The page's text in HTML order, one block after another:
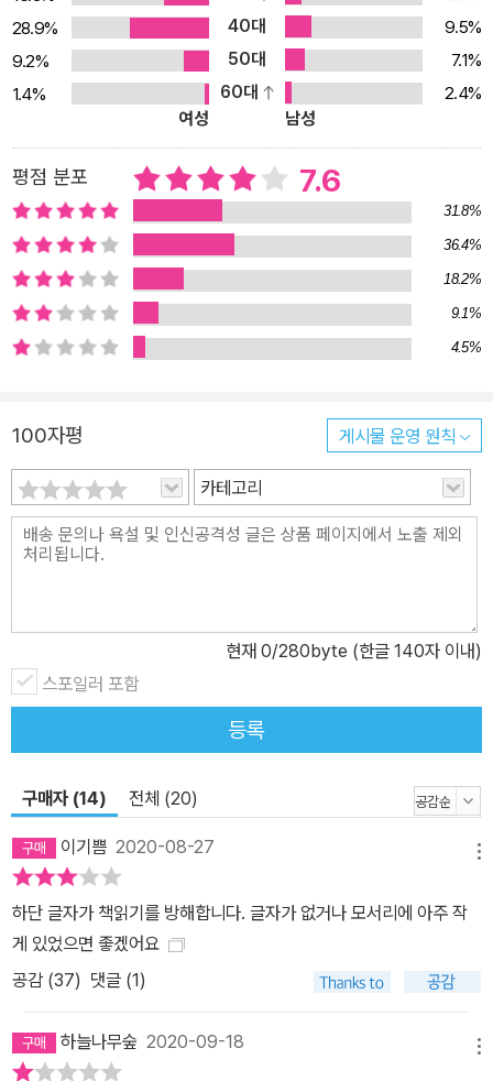
28.9%
40대
9.5%
9.2%
50대
7.1%
1.4%
60대
2.4%
여성
남성
평점 분포 7.6
31.8%
36.4%
18.2%
9.1%
4.5%
100자평 게시물 운영 원칙
카테고리
현재 0/280byte (한글 140자 이내)
스포일러 포함
등록
구매자 (14) 전체 (20)
이기쁨 2020-08-27
하단 글자가 책읽기를 방해합니다. 글자가 없거나 모서리에 아주 작
게 있었으면 좋겠어요
공감 (37) 댓글 (1)
하늘나무숲 2020-09-18